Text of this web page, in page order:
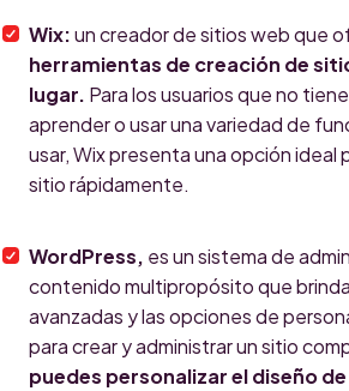
Wix:un creador de sitios web que
herramientas de creación de
lugar. Para los usuarios que no
aprender o usar una variedad de
usar, Wix presenta una opción ideal
sitio rápidamente.
WordPress, es un sistema de
contenido multipropósito que
avanzadas y las opciones de
para crear y administrar un sitio
puedes personalizar el diseño